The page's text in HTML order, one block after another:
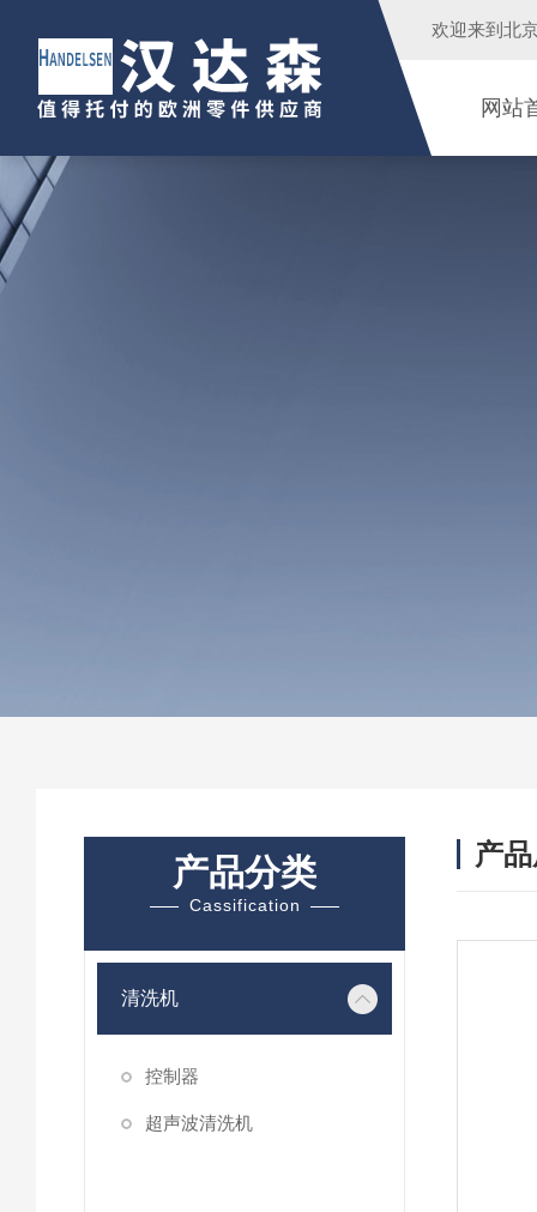
欢迎来到 北
网站
产品分类
Cassification
清洗机
控制器
超声波清洗机
产